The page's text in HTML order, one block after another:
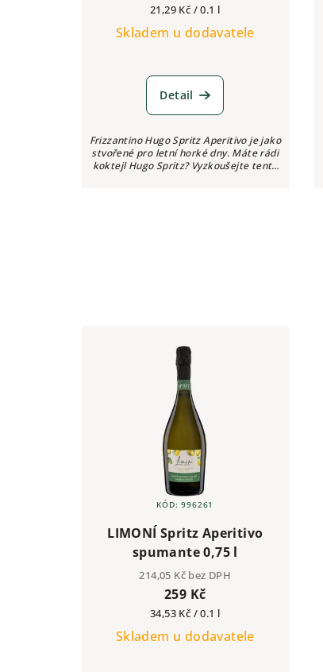
Měrná
cena:
21,29 Kč / 0.1 l
Skladem u dodavatele
Detail
Frizzantino Hugo Spritz Aperitivo je jako
stvořené pro letní horké dny. Máte rádi
koktejl Hugo Spritz? Vyzkoušejte tento
LIMONÍ Spritz Aperitivo
spumante 0,75 l
214,05 Kč bez DPH
259 Kč
Měrná
cena:
34,53 Kč / 0.1 l
Skladem u dodavatele
KÓD:996261